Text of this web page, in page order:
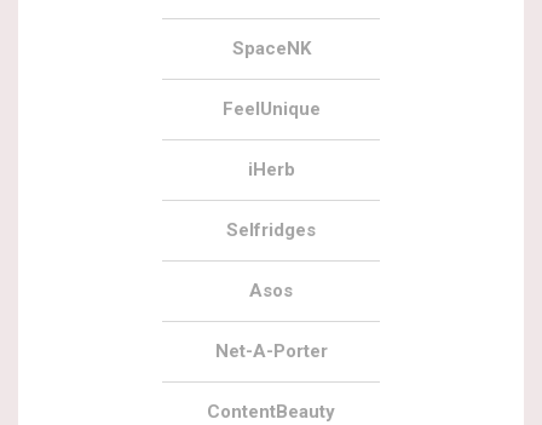
SpaceNK
FeelUnique
iHerb
Selfridges
Asos
Net-A-Porter
ContentBeauty